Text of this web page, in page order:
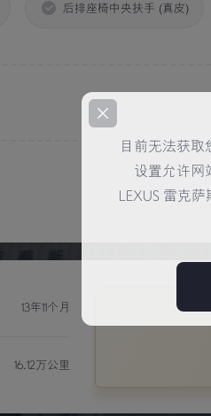
目前无法获
设置允许网
LEXUS 雷克
后排座椅中央扶手 (真皮)
13年11个月
16.12万公里